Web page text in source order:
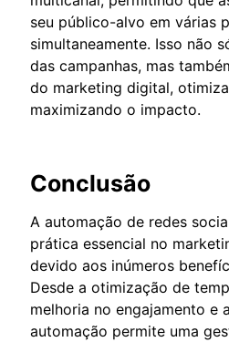
seu público-alvo em várias
simultaneamente. Isso não
das campanhas, mas
do marketing digital,
maximizando o impacto.
Conclusão
A automação de redes
prática essencial no
devido aos inúmeros
Desde a otimização de
melhoria no engajamento e
automação permite uma